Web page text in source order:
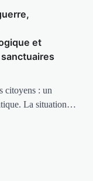
et
sanctuaires
citoyens : un
La situation…